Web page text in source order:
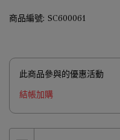
商品編號: SC600061
此商品參與的優惠活動
結帳加購